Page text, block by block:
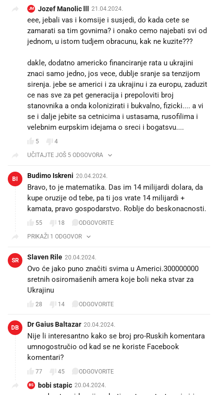
JM Jozef Manolic lll 21.04.2024.
eee, jebali vas i komsije i susjedi, do kada cete se
zamarati sa tim govnima? i onako cemo najebati svi od
jednom, u istom tudjem obracunu, kak ne kuzite???
dakle, dodatno americko financiranje rata u ukrajini
znaci samo jedno, jos vece, dublje sranje sa tenzijom
sirenja. jebe se americi i za ukrajinu i za europu, zaduzit
ce nas sve za pet generacija i prepoloviti broj
stanovnika a onda kolonizirati i bukvalno, fizicki.... a vi
se i dalje jebite sa cetnicima i ustasama, rusofilima i
velebnim eurpskim idejama o sreci i bogatsvu....
5
4
UČITAJTE JOŠ 5 ODGOVORA
BI Budimo Iskreni 20.04.2024.
Bravo, to je matematika. Das im 14 milijardi dolara, da
kupe oruzije od tebe, pa ti jos vrate 14 milijardi +
kamata, pravo gospodarstvo. Roblje do beskonacnosti.
55 18
ODGOVORITE
PRIKAŽI 1 ODGOVOR
SR Slaven Rile 20.04.2024.
Ovo će jako puno značiti svima u Americi.300000000
sretnih osiromašenih amera koje boli neka stvar za
Ukrajinu
28 14 ODGOVORITE
DB Dr Gaius Baltazar 20.04.2024.
Nije li interesantno kako se broj pro-Ruskih komentara
umnogostručio od kad se ne koriste Facebook
komentari?
77 45 ODGOVORITE
BS bobi stapic 20.04.2024.